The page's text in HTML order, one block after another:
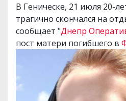
В Геническе, 21 июля 20-
трагично скончался на
сообщает "Днепр
пост матери погибшего в